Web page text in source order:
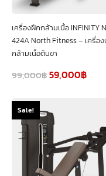
เครื่องฝึกกล้ามเนื้อ INFINITY
424A North Fitness – เครื่อ
กล้ามเนื้อต้นขา
99,000฿59,000฿
Sale!